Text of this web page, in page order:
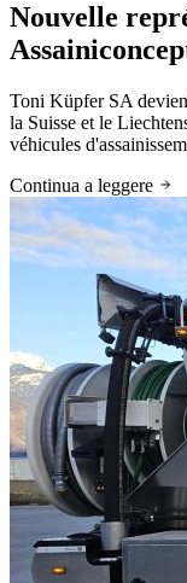
Nouvelle
Toni Küpfer SA
la Suisse et le
véhicules
Continua a leggere